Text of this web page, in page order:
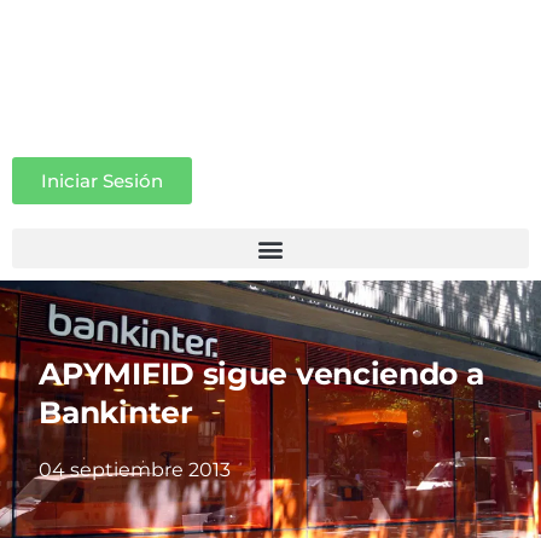
Iniciar Sesión
APYMIFID sigue venciendo a
Bankinter
04 septiembre 2013